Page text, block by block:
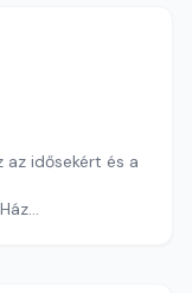
az idősekért és a